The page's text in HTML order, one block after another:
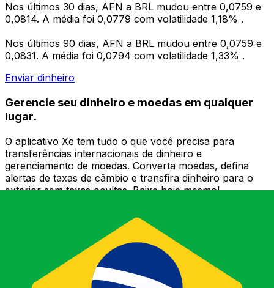
Nos últimos 30 dias, AFN a BRL mudou entre 0,0759 e
0,0814. A média foi 0,0779 com volatilidade 1,18% .
Nos últimos 90 dias, AFN a BRL mudou entre 0,0759 e
0,0831. A média foi 0,0794 com volatilidade 1,33% .
Enviar dinheiro
Gerencie seu dinheiro e moedas em qualquer
lugar.
O aplicativo Xe tem tudo o que você precisa para
transferências internacionais de dinheiro e
gerenciamento de moedas. Converta moedas, defina
alertas de taxas de câmbio e transfira dinheiro para o
exterior sem taxas ocultas. Baixe hoje mesmo!